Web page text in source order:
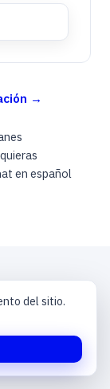
→
en español
del sitio.